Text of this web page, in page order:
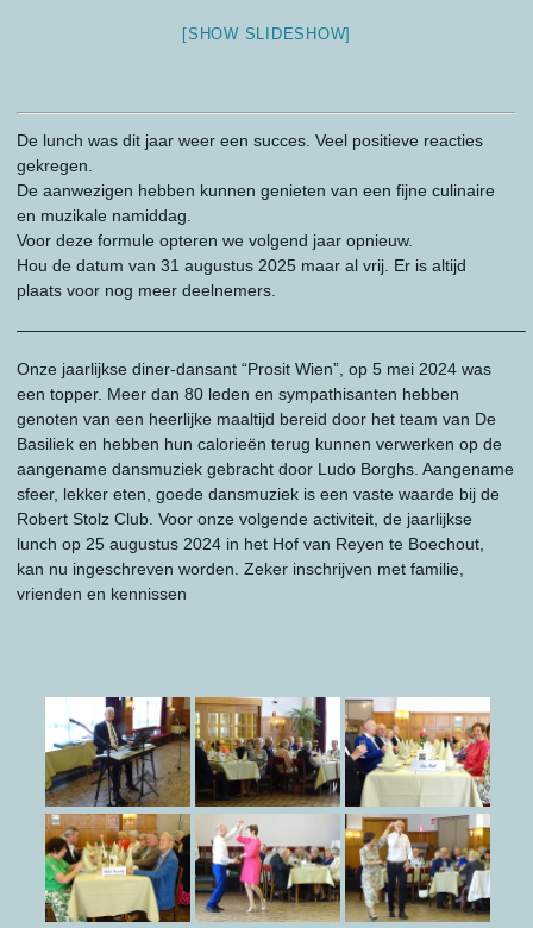
[SHOW SLIDESHOW]
De lunch was dit jaar weer een succes. Veel positieve reacties
gekregen.
De aanwezigen hebben kunnen genieten van een fijne culinaire
en muzikale namiddag.
Voor deze formule opteren we volgend jaar opnieuw.
Hou de datum van 31 augustus 2025 maar al vrij. Er is altijd
plaats voor nog meer deelnemers.
——————————————————————————————–
Onze jaarlijkse diner-dansant “Prosit Wien”, op 5 mei 2024 was
een topper. Meer dan 80 leden en sympathisanten hebben
genoten van een heerlijke maaltijd bereid door het team van De
Basiliek en hebben hun calorieën terug kunnen verwerken op de
aangename dansmuziek gebracht door Ludo Borghs. Aangename
sfeer, lekker eten, goede dansmuziek is een vaste waarde bij de
Robert Stolz Club. Voor onze volgende activiteit, de jaarlijkse
lunch op 25 augustus 2024 in het Hof van Reyen te Boechout,
kan nu ingeschreven worden. Zeker inschrijven met familie,
vrienden en kennissen